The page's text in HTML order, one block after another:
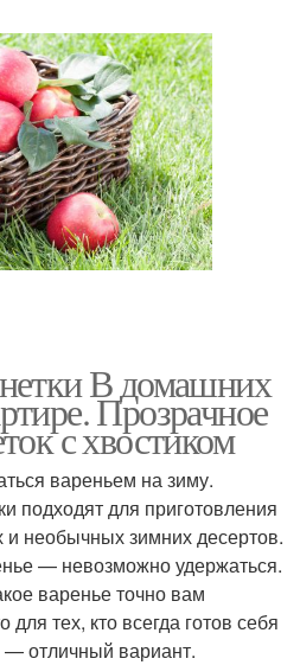
В домашних
Прозрачное
с хвостиком
вареньем на зиму.
подходят для приготовления
и необычных зимних десертов.
— невозможно удержаться.
варенье точно вам
тех, кто всегда готов себя
— отличный вариант.